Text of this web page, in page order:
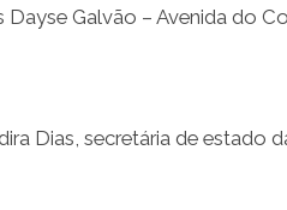
Dayse Galvão – Avenida do
Dias, secretária de estado